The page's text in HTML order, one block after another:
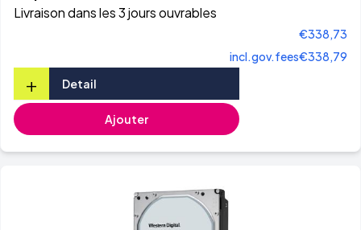
Livraison dans les 3 jours ouvrables
€338,73
incl.gov.fees€338,79
+ Detail
Ajouter